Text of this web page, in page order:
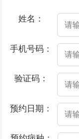
前列腺炎的病状原
得了早泄疾病后还
调理早泄有妙招
哪些情况属于早泄
前列腺炎的早期症
姓名：
手机号码：
验证码：
预约日期：